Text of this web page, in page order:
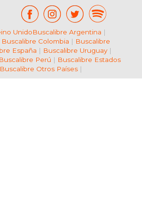
UnidoBuscalibre Argentina |
Buscalibre Colombia | Buscalibre
España | Buscalibre Uruguay|
Buscalibre Perú | Buscalibre Estados
Buscalibre Otros Países|